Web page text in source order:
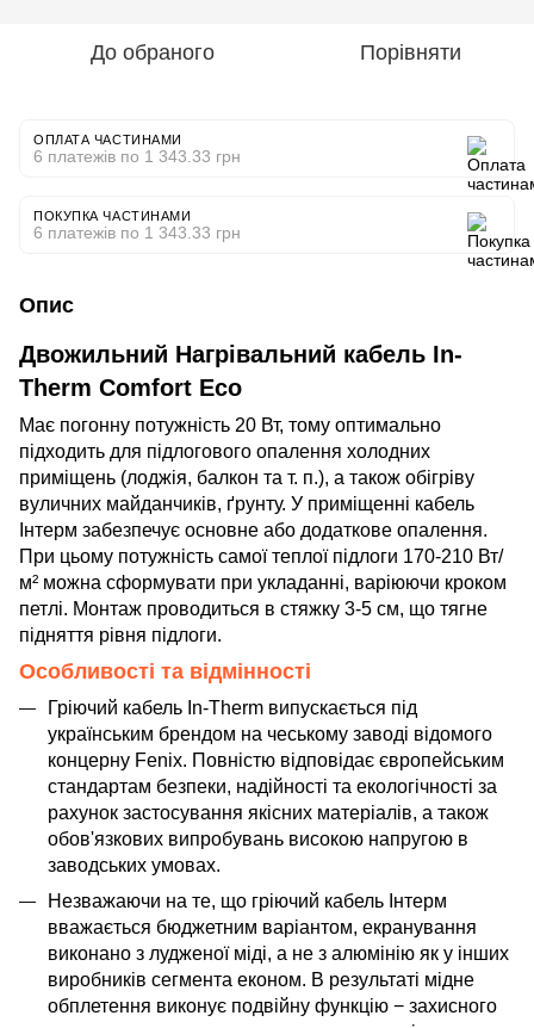
До обраного Порівняти
ОПЛАТА ЧАСТИНАМИ
6 платежів по 1 343.33 грн
ПОКУПКА ЧАСТИНАМИ
6 платежів по 1 343.33 грн
Опис
Двожильний Нагрівальний кабель In-
Therm Comfort Eco
Має погонну потужність 20 Вт, тому оптимально
підходить для підлогового опалення холодних
приміщень (лоджія, балкон та т. п.), а також обігріву
вуличних майданчиків, ґрунту. У приміщенні кабель
Інтерм забезпечує основне або додаткове опалення.
При цьому потужність самої теплої підлоги 170-210 Вт/
м² можна сформувати при укладанні, варіюючи кроком
петлі. Монтаж проводиться в стяжку 3-5 см, що тягне
підняття рівня підлоги.
Особливості та відмінності
Гріючий кабель In-Therm випускається під
українським брендом на чеському заводі відомого
концерну Fenix. Повністю відповідає європейським
стандартам безпеки, надійності та екологічності за
рахунок застосування якісних матеріалів, а також
обов'язкових випробувань високою напругою в
заводських умовах.
Незважаючи на те, що гріючий кабель Інтерм
вважається бюджетним варіантом, екранування
виконано з лудженої міді, а не з алюмінію як у інших
виробників сегмента економ. В результаті мідне
обплетення виконує подвійну функцію − захисного